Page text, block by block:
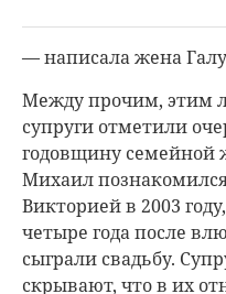
— написала жена
Между прочим, этим
супруги отметили
годовщину семейной
Михаил
Викторией в 2003
четыре года после
сыграли свадьбу.
скрывают, что в их